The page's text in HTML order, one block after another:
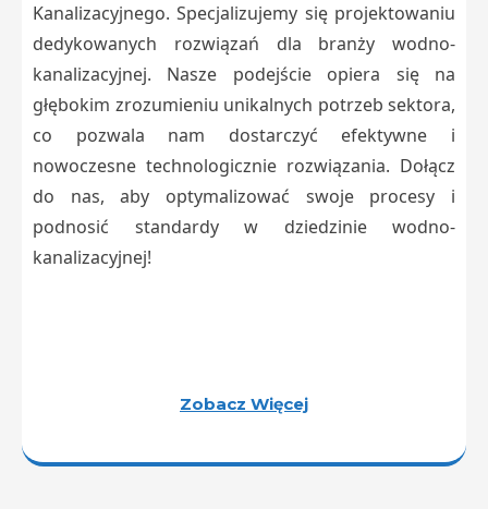
Kanalizacyjnego. Specjalizujemy się projektowaniu
dedykowanych rozwiązań dla branży wodno-
kanalizacyjnej. Nasze podejście opiera się na
głębokim zrozumieniu unikalnych potrzeb sektora,
co pozwala nam dostarczyć efektywne i
nowoczesne technologicznie rozwiązania. Dołącz
do nas, aby optymalizować swoje procesy i
podnosić standardy w dziedzinie wodno-
kanalizacyjnej!
Zobacz Więcej